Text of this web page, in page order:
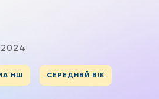
НШ СЕРЕДНВЙ ВІК